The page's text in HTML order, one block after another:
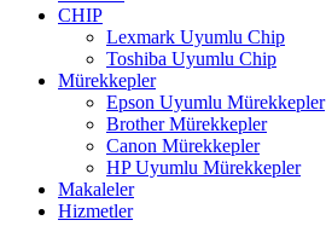
CHIP
Lexmark Uyumlu Chip
Toshiba Uyumlu Chip
Mürekkepler
Epson Uyumlu Mürekkepler
Brother Mürekkepler
Canon Mürekkepler
HP Uyumlu Mürekkepler
Makaleler
Hizmetler